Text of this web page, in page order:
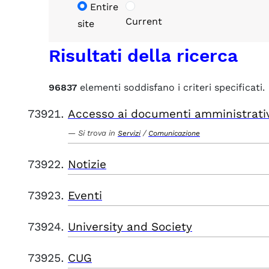
Entire
site
Current
Risultati della ricerca
96837 elementi soddisfano i criteri specificati.
Accesso ai documenti
Si trova in Servizi / Comunicazione
Notizie
Eventi
University and Society
CUG